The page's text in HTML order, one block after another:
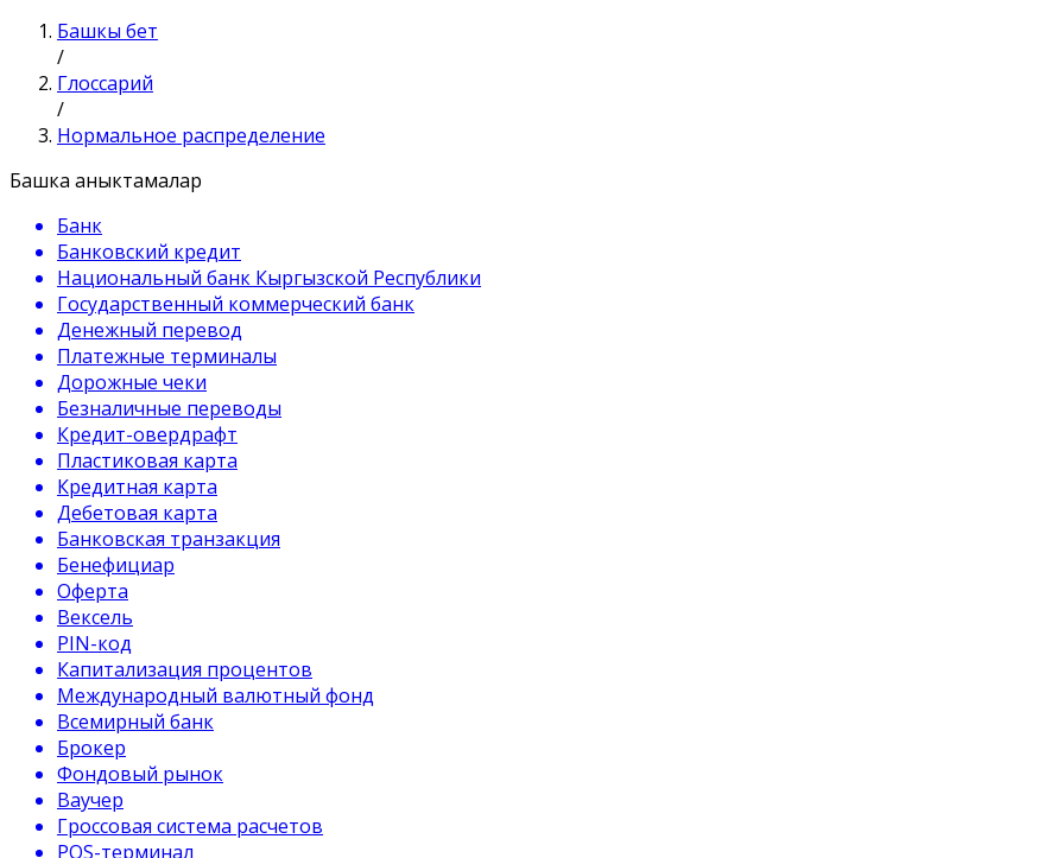
Башкы бет
/
Глоссарий
/
Нормальное распределение
Башка аныктамалар
Банк
Банковский кредит
Национальный банк Кыргызской Республики
Государственный коммерческий банк
Денежный перевод
Платежные терминалы
Дорожные чеки
Безналичные переводы
Кредит-овердрафт
Пластиковая карта
Кредитная карта
Дебетовая карта
Банковская транзакция
Бенефициар
Оферта
Вексель
PIN-код
Капитализация процентов
Международный валютный фонд
Всемирный банк
Брокер
Фондовый рынок
Ваучер
Гроссовая система расчетов
POS-терминал